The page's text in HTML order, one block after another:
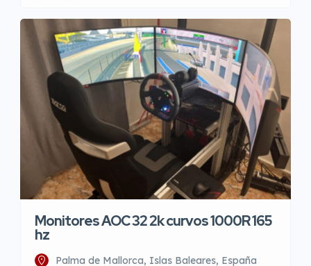
Monitores AOC 32 2k curvos 1000R 165
hz
Palma de Mallorca, Islas Baleares, España